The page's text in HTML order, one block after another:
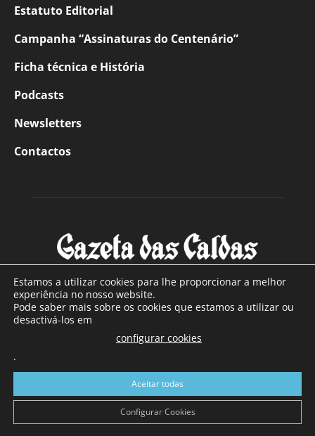
Estatuto Editorial
Campanha “Assinaturas do Centenário”
Ficha técnica e História
Podcasts
Newsletters
Contactos
SOBRE NÓS
Com sede nas Caldas da Rainha e mais de 90 anos de
a sul de distrito de Leiria, com mais de 40.000 leitores por
toda a região Oeste. Jornal com distribuição em Portugal
Continental e assinatura online.
Estamos a utilizar cookies para lhe proporcionar a melhor
experiência no nosso website.
Pode saber mais sobre os cookies que estamos a utilizar ou
desactivá-los em
configurar cookies
.
Aceitar todas
Configurar Cookies